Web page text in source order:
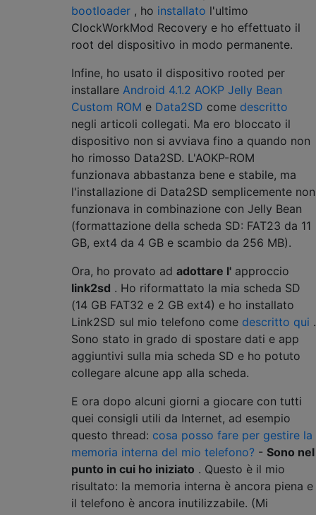
bootloader , ho installato l'ultimo
ClockWorkMod Recovery e ho effettuato il
root del dispositivo in modo permanente.
Infine, ho usato il dispositivo rooted per
installare Android 4.1.2 AOKP Jelly Bean
Custom ROM e Data2SD come descritto
negli articoli collegati. Ma ero bloccato il
dispositivo non si avviava fino a quando non
ho rimosso Data2SD. L'AOKP-ROM
funzionava abbastanza bene e stabile, ma
l'installazione di Data2SD semplicemente non
funzionava in combinazione con Jelly Bean
(formattazione della scheda SD: FAT23 da 11
GB, ext4 da 4 GB e scambio da 256 MB).
Ora, ho provato ad adottare l' approccio
link2sd . Ho riformattato la mia scheda SD
(14 GB FAT32 e 2 GB ext4) e ho installato
Link2SD sul mio telefono come descritto qui .
Sono stato in grado di spostare dati e app
aggiuntivi sulla mia scheda SD e ho potuto
collegare alcune app alla scheda.
E ora dopo alcuni giorni a giocare con tutti
quei consigli utili da Internet, ad esempio
questo thread: cosa posso fare per gestire la
memoria interna del mio telefono? - Sono nel
punto in cui ho iniziato . Questo è il mio
risultato: la memoria interna è ancora piena e
il telefono è ancora inutilizzabile. (Mi